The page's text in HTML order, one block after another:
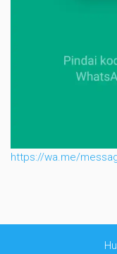
https://wa.me/